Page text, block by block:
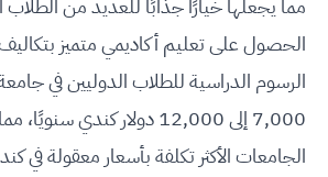
مما يجعلها خيارًا جذابًا للعديد من
الحصول على تعليم أكاديمي متميز
الرسوم الدراسية للطلاب الدوليين في
7,000 إلى 12,000 دولار كندي
الجامعات الأكثر تكلفة بأسعار معقولة في